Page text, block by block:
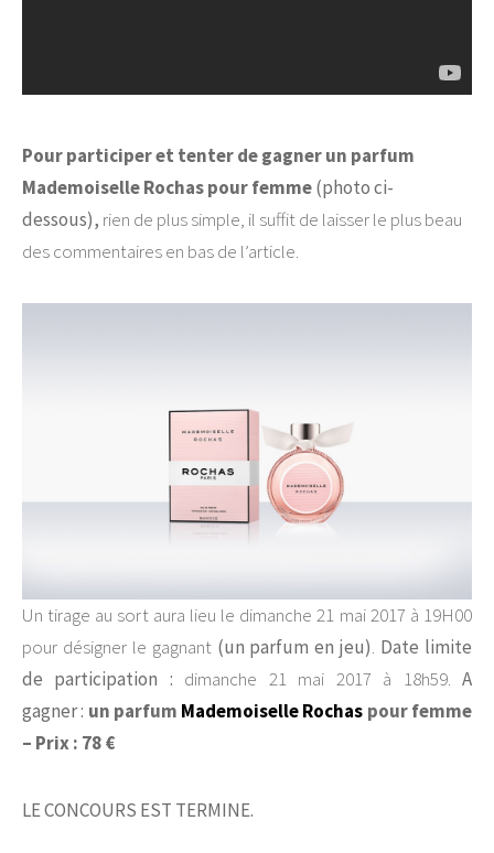
Pour participer et tenter de gagner un parfum
Mademoiselle Rochas pour femme(photo ci-
dessous), rien de plus simple, il suffit de laisser le plus beau
des commentaires en bas de l’article.
Un tirage au sort aura lieu le dimanche 21 mai 2017 à 19H00
pour désigner le gagnant (un parfum en jeu). Date limite
de participation : dimanche 21 mai 2017 à 18h59.A
gagner : un parfum Mademoiselle Rochas pour femme
– Prix : 78 €
LE CONCOURS EST TERMINE.